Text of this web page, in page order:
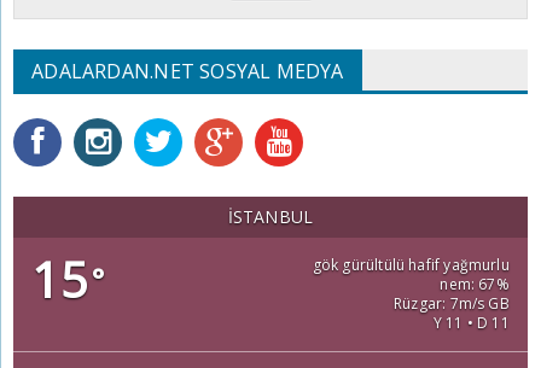
ADALARDAN.NET SOSYAL MEDYA
İSTANBUL
15°
gök gürültülü hafif yağmurlu
nem: 67%
Rüzgar: 7m/s GB
Y 11 • D 11